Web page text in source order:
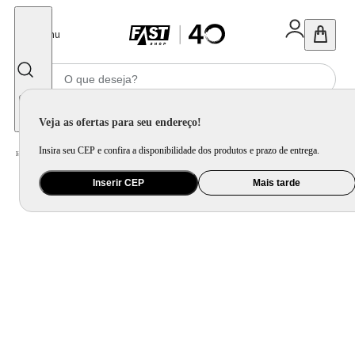
Menu
Veja as ofertas para seu endereço!
Insira seu CEP e confira a disponibilidade dos produtos e prazo de entrega.
Inserir CEP Mais tarde
Home Móveis e Decoração / Decoração / Almofada / Capa de Almofada Babados Strisce Verde